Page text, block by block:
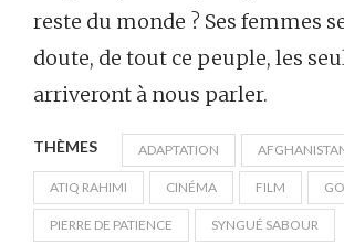
reste du monde ? Ses femmes
doute, de tout ce peuple, les
arriveront à nous parler.
THÈMES ADAPTATION
ATIQ RAHIMI CINÉMA FILM
PIERRE DE PATIENCE SYNGUÉ SABOUR